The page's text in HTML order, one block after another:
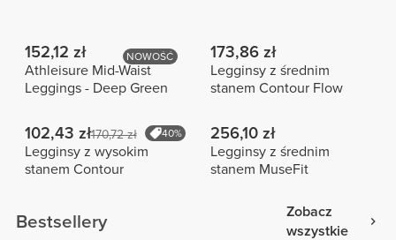
NOWOŚĆ
152,12 zł
Athleisure Mid-Waist
Leggings - Deep Green
173,86 zł
Legginsy z średnim
stanem Contour Flow
102,43 zł170,72 zł 40%
Legginsy z wysokim
stanem Contour
256,10 zł
Legginsy z średnim
stanem MuseFit
Bestsellery
Zobacz
wszystkie